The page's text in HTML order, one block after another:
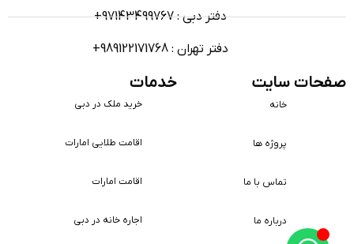
دفتر دبی : 97143499767+
دفتر تهران : 989122171768+
صفحات سایت
خانه
پروژه ها
تماس با ما
درباره ما
خدمات
خرید ملک در دبی
اقامت طلایی امارات
اقامت امارات
اجاره خانه در دبی